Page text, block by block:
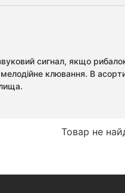
сигнал, якщо
клювання. В
Товар не